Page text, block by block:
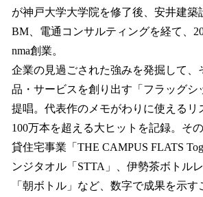
が神戸大学大学院を修了後、安井建築
BM、電通コンサルティングを経て、
nma創業。
企業の見過ごされた強みを発掘して、
品・サービスを創り出す「フラッグシ
提唱。代表作のメモがわりに使えるリ
100万本を超える大ヒットを記録。そ
貸住宅事業「THE CAMPUS FLATS
ンジタオル「STTA」、伊勢茶ボトル
「朝ボトル」など、数字で成果を示す